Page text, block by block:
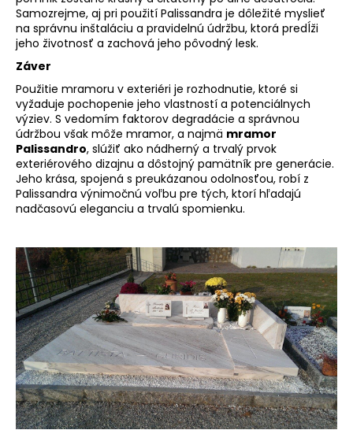
Samozrejme, aj pri použití Palissandra je dôležité myslieť
na správnu inštaláciu a pravidelnú údržbu, ktorá predĺži
jeho životnosť a zachová jeho pôvodný lesk.
Záver
Použitie mramoru v exteriéri je rozhodnutie, ktoré si
vyžaduje pochopenie jeho vlastností a potenciálnych
výziev. S vedomím faktorov degradácie a správnou
údržbou však môže mramor, a najmä mramor
Palissandro, slúžiť ako nádherný a trvalý prvok
exteriérového dizajnu a dôstojný pamätník pre generácie.
Jeho krása, spojená s preukázanou odolnosťou, robí z
Palissandra výnimočnú voľbu pre tých, ktorí hľadajú
nadčasovú eleganciu a trvalú spomienku.